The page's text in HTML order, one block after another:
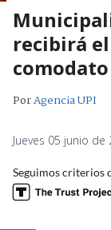
recibirá
PorAgencia UPI
Jueves 05 junio
Seguimos criterios